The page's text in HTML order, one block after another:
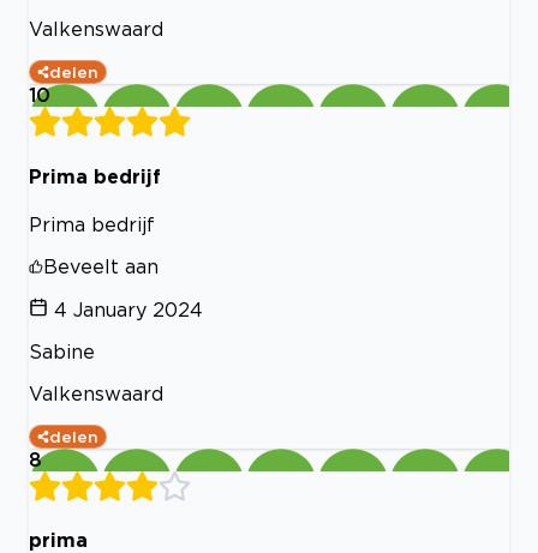
Valkenswaard
delen
10
Prima bedrijf
Prima bedrijf
Beveelt aan
4 January 2024
Sabine
Valkenswaard
delen
8
prima